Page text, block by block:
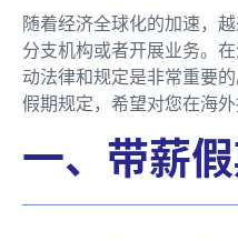
随着经济全球化的加速，
分支机构或者开展业务。
动法律和规定是非常重要
假期规定，希望对您在海
一、带薪